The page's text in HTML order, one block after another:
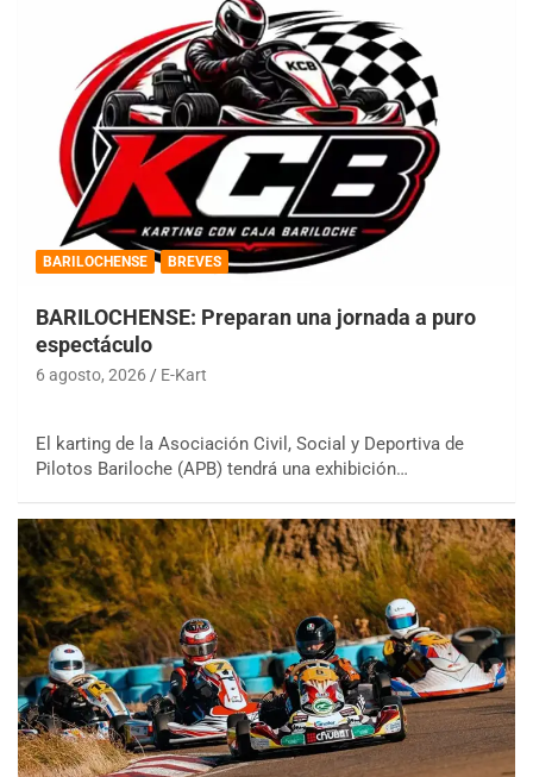
BARILOCHENSE BREVES
BARILOCHENSE: Preparan una jornada a puro
espectáculo
6 agosto, 2026 E-Kart
El karting de la Asociación Civil, Social y Deportiva de
Pilotos Bariloche (APB) tendrá una exhibición…